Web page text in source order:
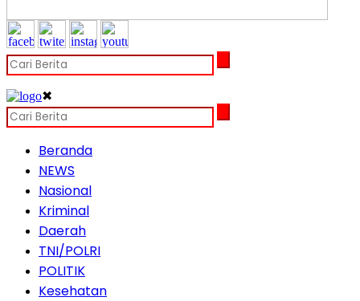
✖
Beranda
NEWS
Nasional
Kriminal
Daerah
TNI/POLRI
POLITIK
Kesehatan